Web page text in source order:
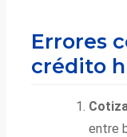
Errores
crédito
entre